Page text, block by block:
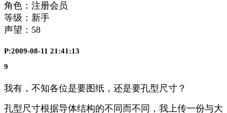
角色：注册会员
等级：新手
声望： 58
P:2009-08-11 21:41:13
9
我有，不知各位是要图纸，还是要孔型尺寸？
孔型尺寸根据导体结构的不同而不同，我上传一份与大